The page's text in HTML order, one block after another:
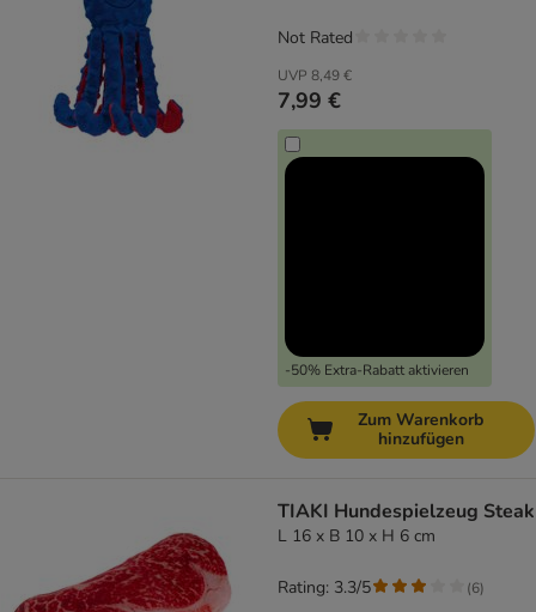
UVP 8,49 €
7,99 €
-50% Extra-Rabatt aktivieren
Not Rated
Zum Warenkorb
hinzufügen
TIAKI Hundespielzeug Steak
L 16 x B 10 x H 6 cm
Rating: 3.3/5 (6)